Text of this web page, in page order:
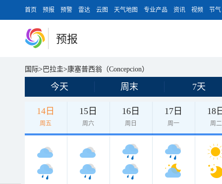
首页 预报 预警 雷达 云图 天气地图 专业产品 资讯 视频 节气
预报
国际> 巴拉圭>康塞普西翁（Concepcion）
今天 周末 7天
14日
周五
15日
周六
16日
周日
17日
周一
18
周二